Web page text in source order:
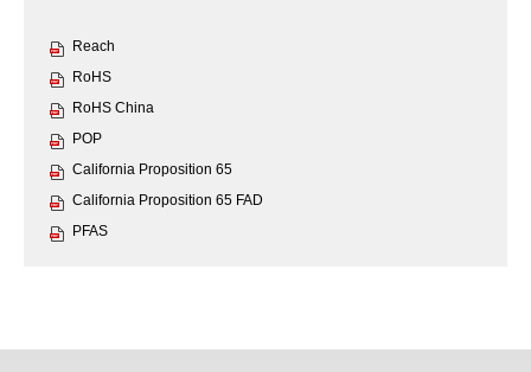
Reach
RoHS
RoHS China
POP
California Proposition 65
California Proposition 65 FAD
PFAS